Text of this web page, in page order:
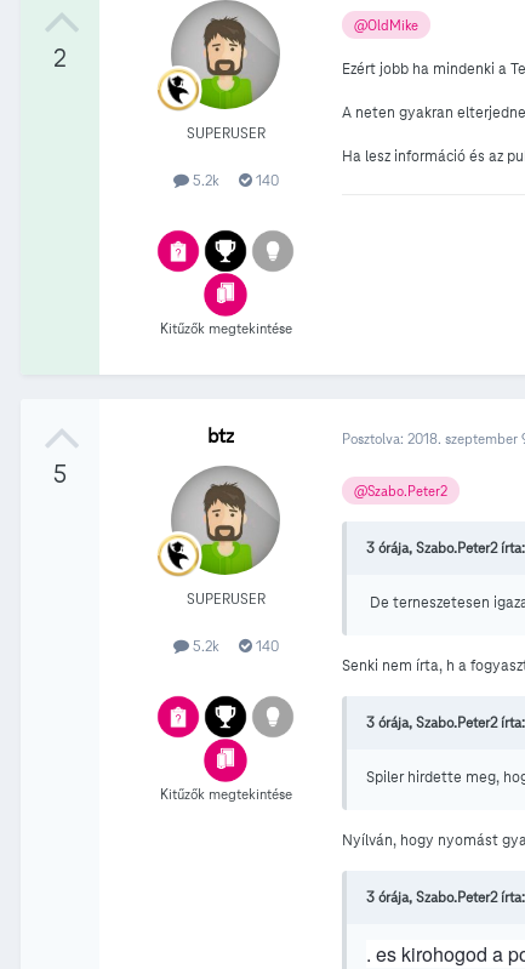
2
SUPERUSER
5.2k 140
Kitűzők megtekintése
@OldMike
Ezért jobb ha mindenki a
A neten gyakran
Ha lesz információ és az
5
btz
SUPERUSER
5.2k 140
Kitűzők megtekintése
Posztolva: 2018. szeptember
@Szabo.Peter2
3 órája, Szabo.Peter2 írta:
De terneszetesen
Senki nem írta, h a
3 órája, Szabo.Peter2 írta:
Spiler hirdette meg,
Nyílván, hogy nyomást
3 órája, Szabo.Peter2 írta:
. es kirohogod a